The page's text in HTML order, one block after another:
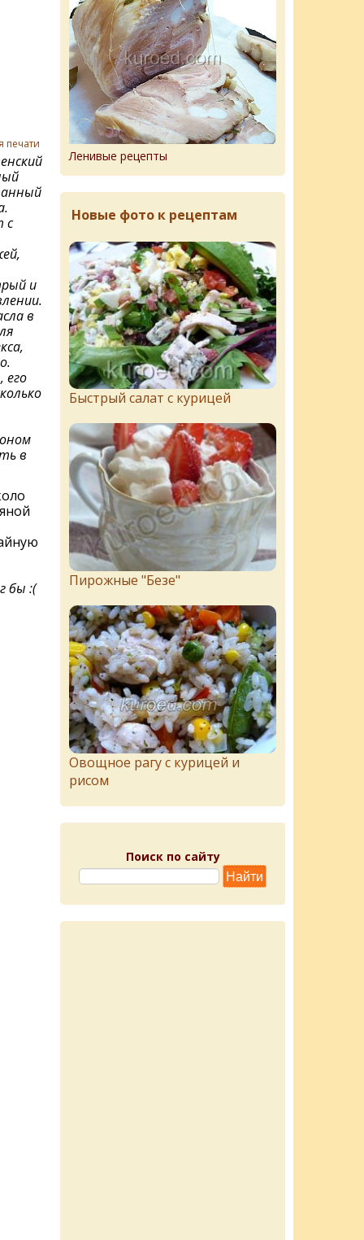
печати
с
и
в
его
в
бы :(
Ленивые рецепты
Новые фото к рецептам
Быстрый салат с курицей
Пирожныe "Бeзe"
Овощное рагу с курицей и
рисом
Поиск по сайту